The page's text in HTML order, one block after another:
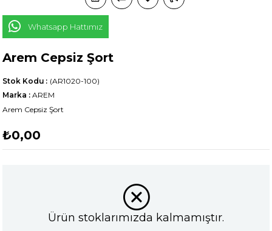
Whatsapp Hattımız
Arem Cepsiz Şort
(AR1020-100)
Stok Kodu
Marka : AREM
Arem Cepsiz Şort
₺0,00
Ürün stoklarımızda kalmamıştır.